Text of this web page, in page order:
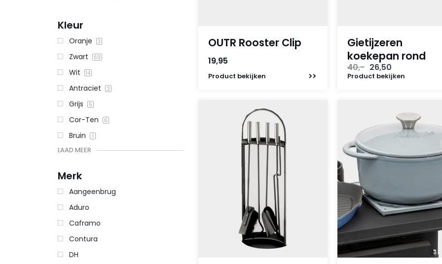
Kleur
Oranje 3
Zwart 69
Wit 14
Antraciet 2
Grijs 5
Cor-Ten 6
Bruin 1
LAAD MEER
Merk
Aangeenbrug
Aduro
Caframo
Contura
DH
OUTR Rooster Clip
19,95
Product bekijken
Gietijzeren
koekepan rond
40,- Oorspronkelijke
prijs
26,50Huidige
prijs
Product bekijken